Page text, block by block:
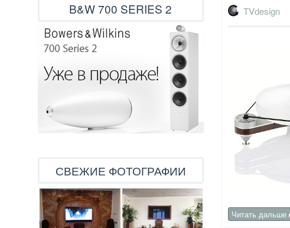
TVdesign
Читать дальше
B&W 700 SERIES 2
СВЕЖИЕ ФОТОГРАФИИ